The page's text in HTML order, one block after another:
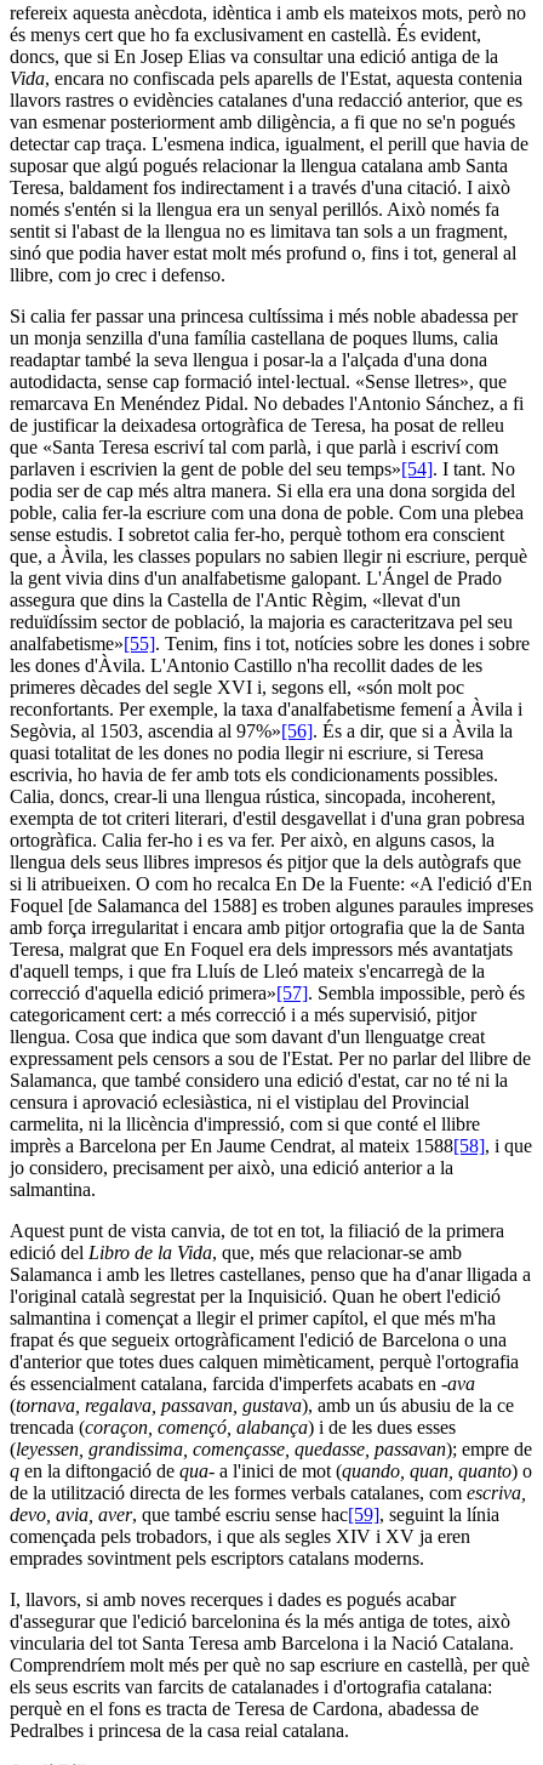
refereix aquesta anècdota, idèntica i amb els mateixos mots, però no
és menys cert que ho fa exclusivament en castellà. És evident,
doncs, que si En Josep Elias va consultar una edició antiga de la
Vida, encara no confiscada pels aparells de l'Estat, aquesta contenia
llavors rastres o evidències catalanes d'una redacció anterior, que es
van esmenar posteriorment amb diligència, a fi que no se'n pogués
detectar cap traça. L'esmena indica, igualment, el perill que havia de
suposar que algú pogués relacionar la llengua catalana amb Santa
Teresa, baldament fos indirectament i a través d'una citació. I això
només s'entén si la llengua era un senyal perillós. Això només fa
sentit si l'abast de la llengua no es limitava tan sols a un fragment,
sinó que podia haver estat molt més profund o, fins i tot, general al
llibre, com jo crec i defenso.
Si calia fer passar una princesa cultíssima i més noble abadessa per
un monja senzilla d'una família castellana de poques llums, calia
readaptar també la seva llengua i posar-la a l'alçada d'una dona
autodidacta, sense cap formació intel·lectual. «Sense lletres», que
remarcava En Menéndez Pidal. No debades l'Antonio Sánchez, a fi
de justificar la deixadesa ortogràfica de Teresa, ha posat de relleu
que «Santa Teresa escriví tal com parlà, i que parlà i escriví com
parlaven i escrivien la gent de poble del seu temps»[54]. I tant. No
podia ser de cap més altra manera. Si ella era una dona sorgida del
poble, calia fer-la escriure com una dona de poble. Com una plebea
sense estudis. I sobretot calia fer-ho, perquè tothom era conscient
que, a Àvila, les classes populars no sabien llegir ni escriure, perquè
la gent vivia dins d'un analfabetisme galopant. L'Ángel de Prado
assegura que dins la Castella de l'Antic Règim, «llevat d'un
reduïdíssim sector de població, la majoria es caracteritzava pel seu
analfabetisme»[55]. Tenim, fins i tot, notícies sobre les dones i sobre
les dones d'Àvila. L'Antonio Castillo n'ha recollit dades de les
primeres dècades del segle XVI i, segons ell, «són molt poc
reconfortants. Per exemple, la taxa d'analfabetisme femení a Àvila i
Segòvia, al 1503, ascendia al 97%»[56]. És a dir, que si a Àvila la
quasi totalitat de les dones no podia llegir ni escriure, si Teresa
escrivia, ho havia de fer amb tots els condicionaments possibles.
Calia, doncs, crear-li una llengua rústica, sincopada, incoherent,
exempta de tot criteri literari, d'estil desgavellat i d'una gran pobresa
ortogràfica. Calia fer-ho i es va fer. Per això, en alguns casos, la
llengua dels seus llibres impresos és pitjor que la dels autògrafs que
si li atribueixen. O com ho recalca En De la Fuente: «A l'edició d'En
Foquel [de Salamanca del 1588] es troben algunes paraules impreses
amb força irregularitat i encara amb pitjor ortografia que la de Santa
Teresa, malgrat que En Foquel era dels impressors més avantatjats
d'aquell temps, i que fra Lluís de Lleó mateix s'encarregà de la
correcció d'aquella edició primera»[57]. Sembla impossible, però és
categoricament cert: a més correcció i a més supervisió, pitjor
llengua. Cosa que indica que som davant d'un llenguatge creat
expressament pels censors a sou de l'Estat. Per no parlar del llibre de
Salamanca, que també considero una edició d'estat, car no té ni la
censura i aprovació eclesiàstica, ni el vistiplau del Provincial
carmelita, ni la llicència d'impressió, com si que conté el llibre
imprès a Barcelona per En Jaume Cendrat, al mateix 1588[58], i que
jo considero, precisament per això, una edició anterior a la
salmantina.
Aquest punt de vista canvia, de tot en tot, la filiació de la primera
edició del Libro de la Vida, que, més que relacionar-se amb
Salamanca i amb les lletres castellanes, penso que ha d'anar lligada a
l'original català segrestat per la Inquisició. Quan he obert l'edició
salmantina i començat a llegir el primer capítol, el que més m'ha
frapat és que segueix ortogràficament l'edició de Barcelona o una
d'anterior que totes dues calquen mimèticament, perquè l'ortografia
és essencialment catalana, farcida d'imperfets acabats en -ava
(tornava, regalava, passavan, gustava), amb un ús abusiu de la ce
trencada (coraçon, començó, alabança) i de les dues esses
(leyessen, grandissima, començasse, quedasse, passavan); empre de
q en la diftongació de qua- a l'inici de mot (quando, quan, quanto) o
de la utilització directa de les formes verbals catalanes, com escriva,
devo, avia, aver, que també escriu sense hac[59], seguint la línia
començada pels trobadors, i que als segles XIV i XV ja eren
emprades sovintment pels escriptors catalans moderns.
I, llavors, si amb noves recerques i dades es pogués acabar
d'assegurar que l'edició barcelonina és la més antiga de totes, això
vincularia del tot Santa Teresa amb Barcelona i la Nació Catalana.
Comprendríem molt més per què no sap escriure en castellà, per què
els seus escrits van farcits de catalanades i d'ortografia catalana:
perquè en el fons es tracta de Teresa de Cardona, abadessa de
Pedralbes i princesa de la casa reial catalana.